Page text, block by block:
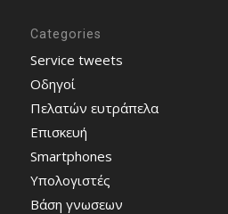
Categories
Service tweets
Οδηγοί
Πελατών ευτράπελα
Επισκευή
Smartphones
Υπολογιστές
Bάση γνωσεων